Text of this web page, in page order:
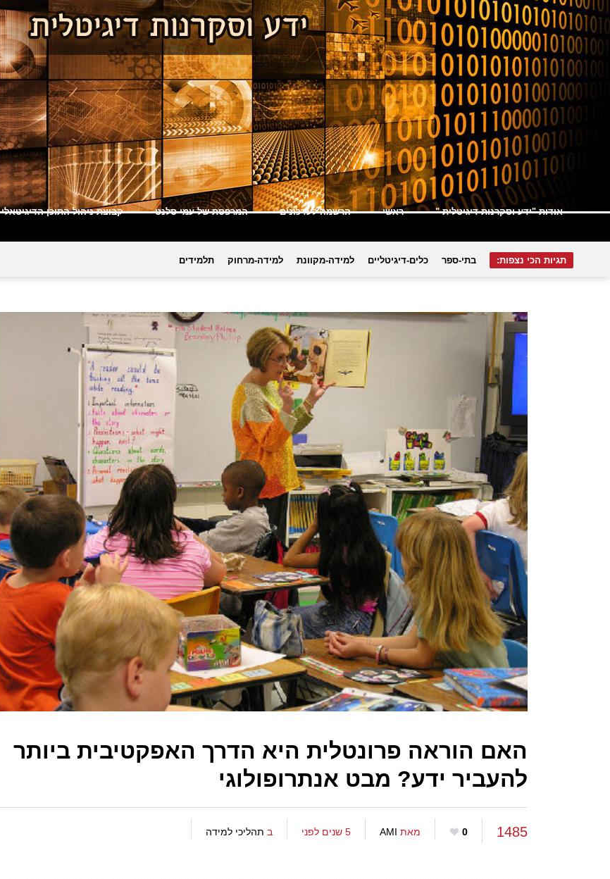
אודות "ידע וסקרנות דיגיטלית " ראשי הרשמה לעדכונים המרפסת של עמי סלנט קבוצת ניהול התוכן הדיגיטאלי
תגיות הכי נצפות: בתי-ספר כלים-דיגיטליים למידה-מקוונת למידה-מרחוק תלמידים
האם הוראה פרונטלית היא הדרך האפקטיבית ביותר
להעביר ידע? מבט אנתרופולוגי
1485
0 מאת AMI 5 שנים לפני ב תהליכי למידה